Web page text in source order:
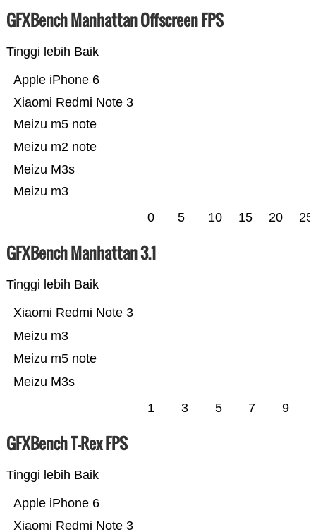
GFXBench Manhattan Offscreen FPS
Tinggi lebih Baik
Meizu m3
Meizu M3s
Meizu m2 note
Meizu m5 note
Xiaomi Redmi Note 3
Apple iPhone 6
0 5 10 15 20 25
GFXBench Manhattan 3.1
Tinggi lebih Baik
Meizu M3s
Meizu m5 note
Meizu m3
Xiaomi Redmi Note 3
1 3 5 7 9
GFXBench T-Rex FPS
Tinggi lebih Baik
Xiaomi Redmi Note 3
Apple iPhone 6